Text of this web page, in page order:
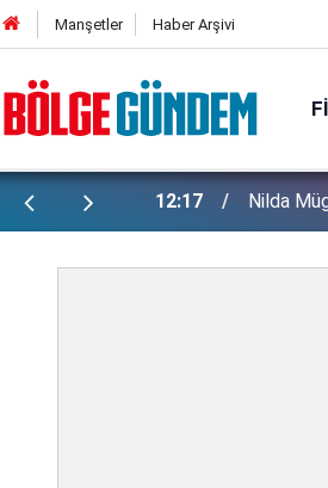
Manşetler Haber Arşivi
12:17 Nilda